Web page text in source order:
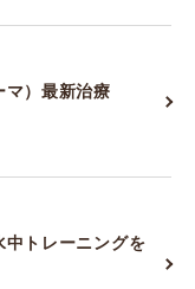
マ）最新治療
中トレーニングを